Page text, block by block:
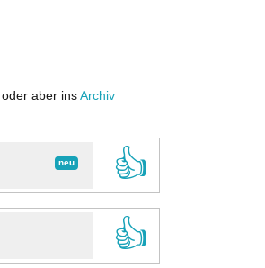
, oder aber ins Archiv
neu
👍
👍